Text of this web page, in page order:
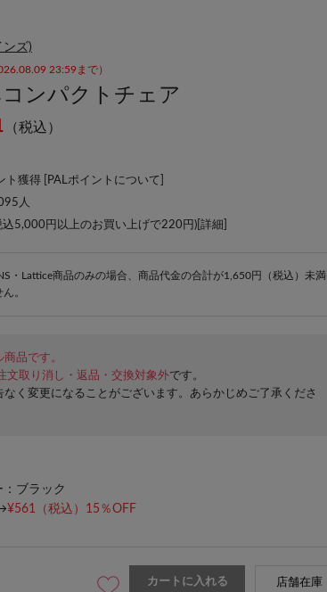
ンズ)
23:59まで）
ンパクトチェア
（税込）
ト獲得 [ PALポイントについて
人
5,000円以上のお買い上げで220円)[ 詳細
・Lattice商品のみの場合、商品代金の合計が1,650円（税込）未満
。
品です。
文取り消し・返品・交換対象外です。
なく変更になることがございます。あらかじめご了承くださ
：ブラック
¥561 （税込）15％OFF
カートに入れる 店舗在庫